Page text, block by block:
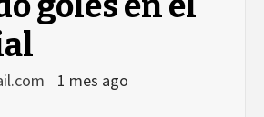
1 mes ago